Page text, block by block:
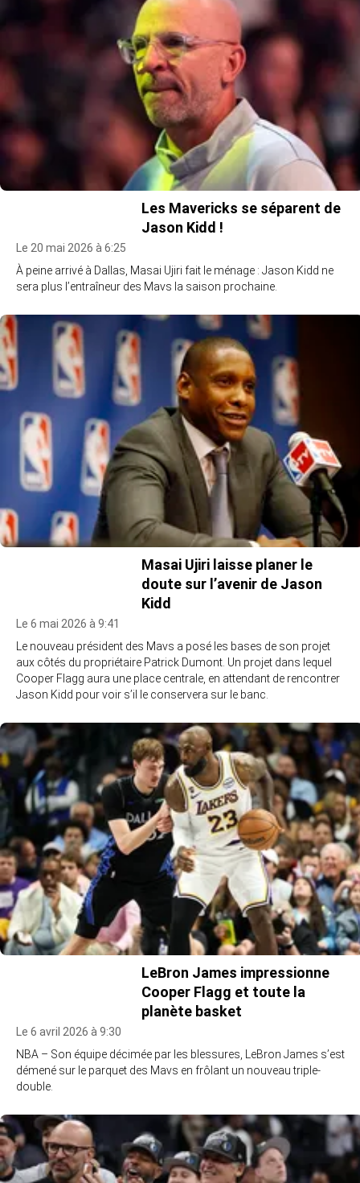
Les Mavericks se séparent de
Jason Kidd !
Le 20 mai 2026 à 6:25
À peine arrivé à Dallas, Masai Ujiri fait le ménage : Jason Kidd ne
sera plus l’entraîneur des Mavs la saison prochaine.
Masai Ujiri laisse planer le
doute sur l’avenir de Jason
Kidd
Le 6 mai 2026 à 9:41
Le nouveau président des Mavs a posé les bases de son projet
aux côtés du propriétaire Patrick Dumont. Un projet dans lequel
Cooper Flagg aura une place centrale, en attendant de rencontrer
Jason Kidd pour voir s’il le conservera sur le banc.
LeBron James impressionne
Cooper Flagg et toute la
planète basket
Le 6 avril 2026 à 9:30
NBA – Son équipe décimée par les blessures, LeBron James s’est
démené sur le parquet des Mavs en frôlant un nouveau triple-
double.